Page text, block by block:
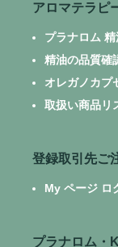
アロマテラピ
プラナロム
精油の品質確
オレガノカプ
取扱い商品リ
登録取引先ご
My ページ ロ
プラナロム・